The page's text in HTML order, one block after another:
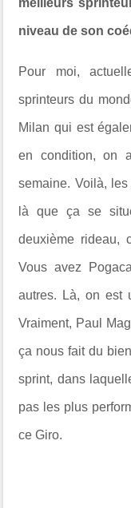
niveau de son
Pour moi,
sprinteurs du
Milan qui est
en condition, on
semaine. Voilà,
là que ça se
deuxième rideau,
Vous avez
autres. Là, on est
Vraiment, Paul
ça nous fait du
sprint, dans
pas les plus
ce Giro.